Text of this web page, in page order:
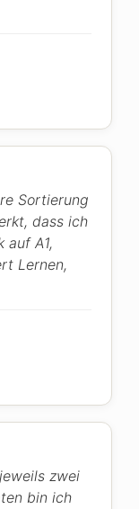
Sortierung
dass ich
auf A1,
Lernen,
zwei
bin ich